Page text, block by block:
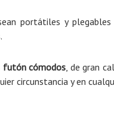
portátiles y
futón cómodos, de gran
circunstancia y en